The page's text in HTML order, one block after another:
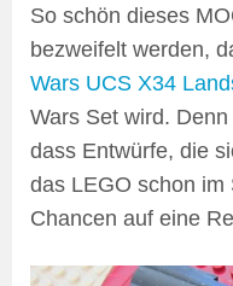
So schön dieses
bezweifelt werden,
Wars UCS X34
Wars Set wird.
dass Entwürfe, die
das LEGO schon
Chancen auf eine